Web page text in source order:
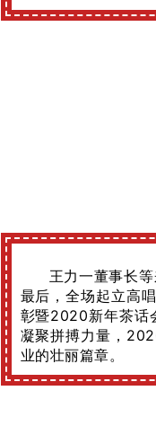
王力一董事长
最后，全场起立高
彰暨2020新年茶话
凝聚拼搏力量，
业的壮丽篇章。